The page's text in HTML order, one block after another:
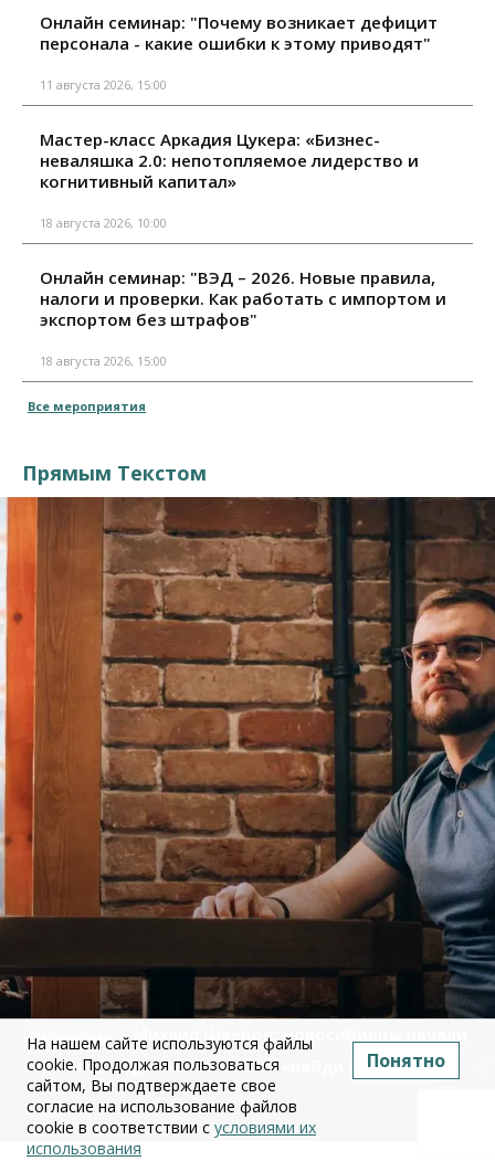
Онлайн семинар: "Почему возникает дефицит
персонала - какие ошибки к этому приводят"
11 августа 2026, 15:00
Мастер-класс Аркадия Цукера: «Бизнес-
неваляшка 2.0: непотопляемое лидерство и
когнитивный капитал»
18 августа 2026, 10:00
Онлайн семинар: "ВЭД – 2026. Новые правила,
налоги и проверки. Как работать с импортом и
экспортом без штрафов"
18 августа 2026, 15:00
Все мероприятия
Прямым Текстом
Михаил Швецов: Новосибирцы начали
отменять отдых из-за квеста «найди бензин»
09 июля 2026
На нашем сайте используются файлы
cookie. Продолжая пользоваться
сайтом, Вы подтверждаете свое
согласие на использование файлов
cookie в соответствии с условиями их
использования
Понятно